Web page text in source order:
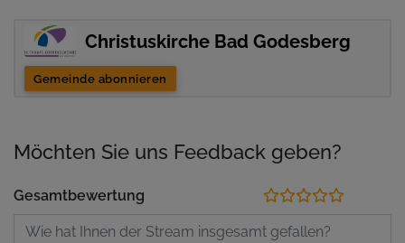
Christuskirche Bad Godesberg
Gemeinde abonnieren
Möchten Sie uns Feedback geben?
Gesamtbewertung